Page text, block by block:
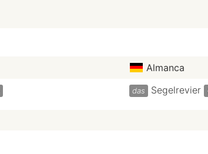
Almanca
das Segelrevier